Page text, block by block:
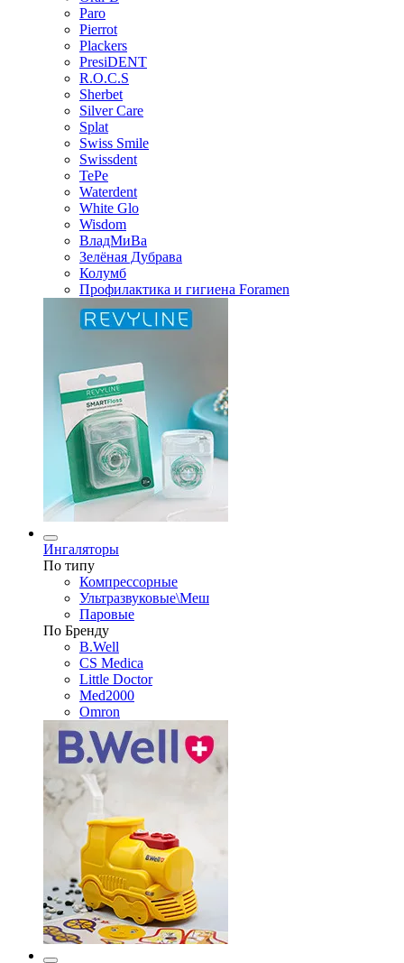
Paro
Pierrot
Plackers
PresiDENT
R.O.C.S
Sherbet
Silver Care
Splat
Swiss Smile
Swissdent
TePe
Waterdent
White Glo
Wisdom
ВладМиВа
Зелёная Дубрава
Колумб
Профилактика и гигиена Foramen
Ингаляторы
По типу
Компрессорные
Ультразвуковые\Меш
Паровые
По Бренду
B.Well
CS Medica
Little Doctor
Med2000
Omron